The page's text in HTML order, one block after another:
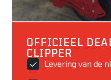
OFFICIEEL
CLIPPER
Levering van de